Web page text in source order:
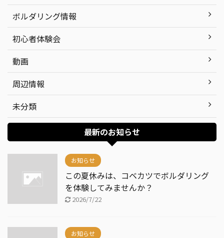
ボルダリング情報
初心者体験会
動画
周辺情報
未分類
最新のお知らせ
お知らせ
この夏休みは、コベカツでボルダリング
を体験してみませんか？
2026/7/22
お知らせ